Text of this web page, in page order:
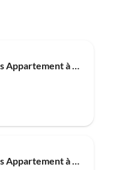
Parc de vacances Appartement à Costa Rei proche plage
Parc de vacances Appartement à Costa Rei avec vue sur mer